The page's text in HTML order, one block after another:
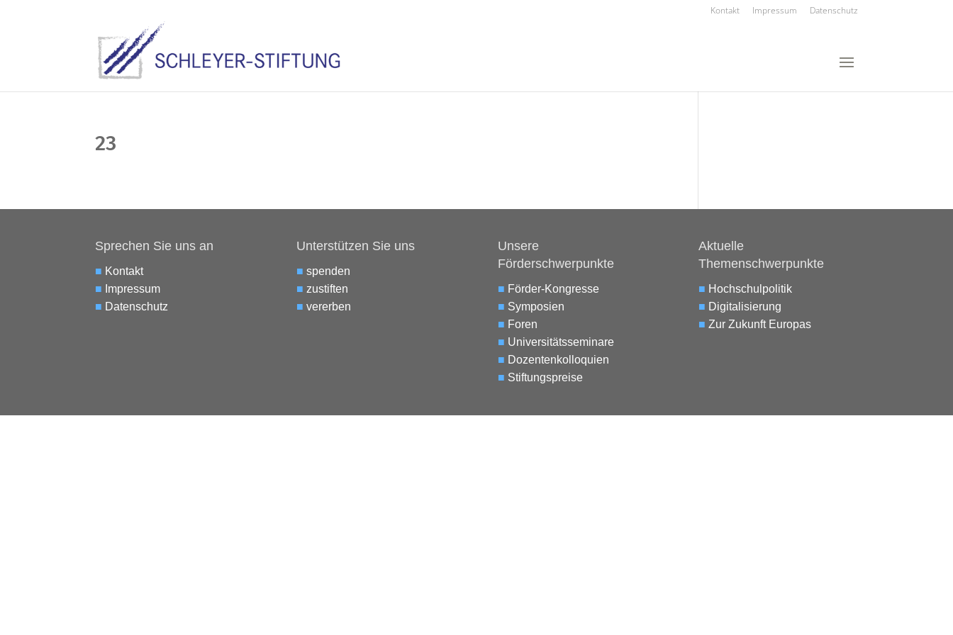
Kontakt Impressum Datenschutz
23
Sprechen Sie uns an
■ Kontakt
■ Impressum
■ Datenschutz
Unterstützen Sie uns
■ spenden
■ zustiften
■ vererben
Unsere
Förderschwerpunkte
■ Förder-Kongresse
■ Symposien
■ Foren
■ Universitätsseminare
■ Dozentenkolloquien
■ Stiftungspreise
Aktuelle
Themenschwerpunkte
■ Hochschulpolitik
■ Digitalisierung
■ Zur Zukunft Europas